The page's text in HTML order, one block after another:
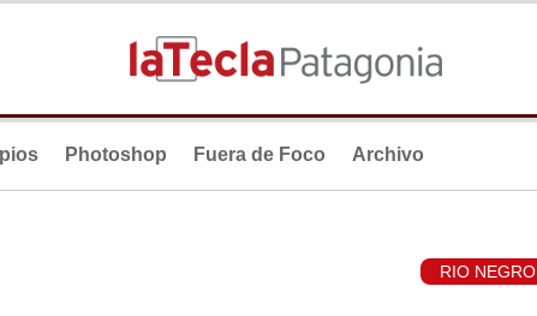
Photoshop Fuera de Foco Archivo
RIO NEGRO